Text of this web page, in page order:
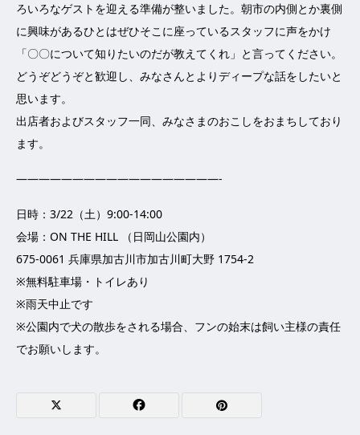
ろいろなゲストを迎える準備が整いました。朝市の内側とか裏側
に興味があるひとはぜひそこに座っているスタッフに声をかけ
「〇〇について知りたいのだが教えてくれ」と言ってください。
どうぞどうぞと歓迎し、みなさんとよりディープな話をしたいと
思います。
出店者およびスタッフ一同、みなさまのおこしをおまちしており
ます。
——————————————————-
日時：3/22（土）9:00-14:00
会場：ON THE HILL （日岡山公園内）
675-0061 兵庫県加古川市加古川町大野 1754-2
※無料駐車場・トイレあり
※雨天中止です
※公園内で犬の散歩をされる場合、フンの始末は飼い主様の責任
でお願いします。